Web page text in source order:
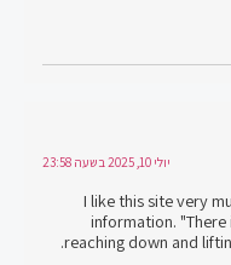
יולי 10, 2025 בשעה 23:58
I like this site very
information.
reaching down and